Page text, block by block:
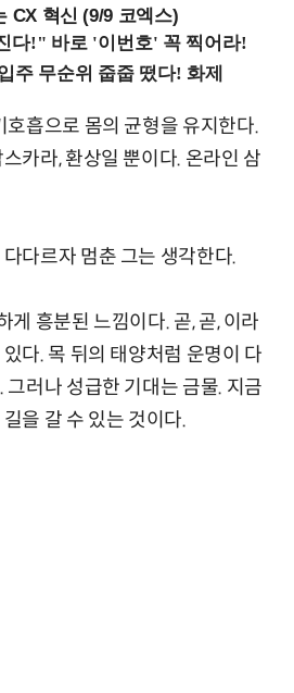
CX 혁신 (9/9 코엑스)
호흡으로 몸의 균형을 유지한다.
카라, 환상일 뿐이다. 온라인 삼
다르자 멈춘 그는 생각한다.
게 흥분된 느낌이다. 곧, 곧, 이라
다. 목 뒤의 태양처럼 운명이 다
그러나 성급한 기대는 금물. 지금
을 갈 수 있는 것이다.